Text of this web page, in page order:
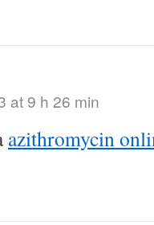
at 9 h 26 min
azithromycin